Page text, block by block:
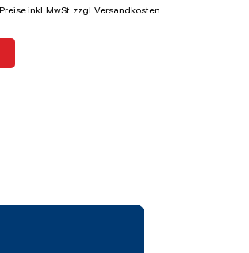
inkl. MwSt. zzgl. Versandkosten